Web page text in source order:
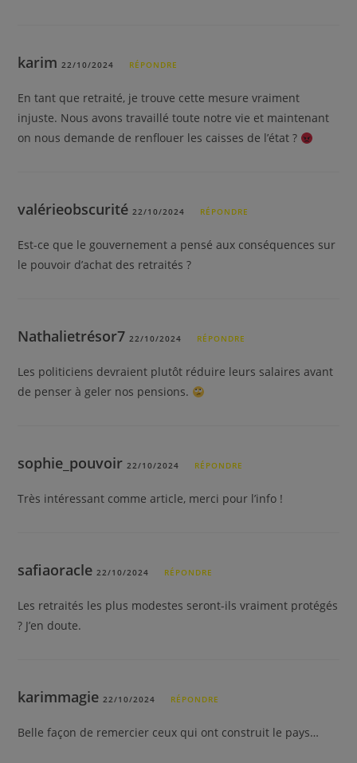
karim22/10/2024 RÉPONDRE
En tant que retraité, je trouve cette mesure vraiment
injuste. Nous avons travaillé toute notre vie et maintenant
on nous demande de renflouer les caisses de l’état ?
valérieobscurité22/10/2024 RÉPONDRE
Est-ce que le gouvernement a pensé aux conséquences sur
le pouvoir d’achat des retraités ?
Nathalietrésor722/10/2024 RÉPONDRE
Les politiciens devraient plutôt réduire leurs salaires avant
de penser à geler nos pensions.
sophie_pouvoir22/10/2024 RÉPONDRE
Très intéressant comme article, merci pour l’info !
safiaoracle22/10/2024 RÉPONDRE
Les retraités les plus modestes seront-ils vraiment protégés
? J’en doute.
karimmagie22/10/2024 RÉPONDRE
Belle façon de remercier ceux qui ont construit le pays…